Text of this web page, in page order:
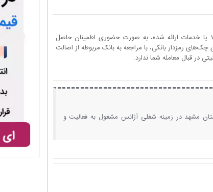
یا خدمات ارائه شده، به صورت حضوری اطمینان حاصل
رمزدار بانکی، با مراجعه به بانک مربوطه از اصالت
در قبال معامله شما ندارد.
مشهد در زمینه شغلی آژانس مشغول به فعالیت و